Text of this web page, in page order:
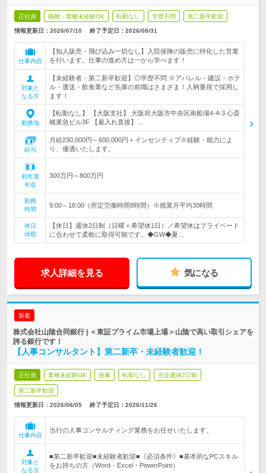
正社員 職種・業種未経験OK 転勤なし 学歴不問 第二新卒歓迎
情報更新日：2026/07/10 終了予定日： 2026/08/31
仕事内容
【知人販売・飛び込み一切なし】入院保険の販売に特化した営業
を行います。仕事の進め方は一から学べます！
対象と
なる方
【未経験者・第二新卒歓迎】◎学歴不問 ※アパレル・建設・ホテ
ル・運送・飲食業など先輩の前職はさまざま！人柄重視で採用し
ます！
勤務地
【転勤なし】 【大阪支社】 大阪府大阪市中央区南船場4-4-3 心斎
橋東急ビル3F 【雇入れ直後】…
給与
月給230,000円～600,000円＋インセンティブ※経験・能力によ
り、優遇いたします。
初年度
年収
300万円～800万円
勤務
時間
9:00～18:00（所定労働時間8時間）※残業月平均30時間
休日
休暇
【休日】週休2日制（日曜＋希望休1日）／希望休はプライベート
に合わせて柔軟に取得可能です。◆GW◆夏…
求人詳細を見る 気になる
新着
株式会社山陰合同銀行 | ＜東証プライム市場上場＞山陰で高い取引シェアを
誇る銀行です！
【人事コンサルタント】第二新卒・未経験者歓迎！
正社員 業種未経験OK 急募 転勤なし 完全週休2日制
第二新卒歓迎
情報更新日：2026/06/05 終了予定日： 2026/11/26
仕事内容
当行の人事コンサルティング業務をお任せいたします。
対象と
なる方
■第二新卒歓迎■未経験者歓迎■《必須条件》■基本的なPCスキル
をお持ちの方（Word・Excel・PowerPoint）